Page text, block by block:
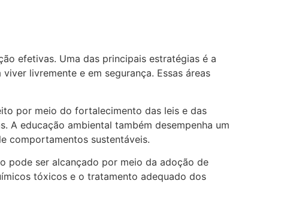
efetivas. Uma das principais estratégias é a
livremente e em segurança. Essas áreas
por meio do fortalecimento das leis e das
A educação ambiental também desempenha um
comportamentos sustentáveis.
pode ser alcançado por meio da adoção de
tóxicos e o tratamento adequado dos